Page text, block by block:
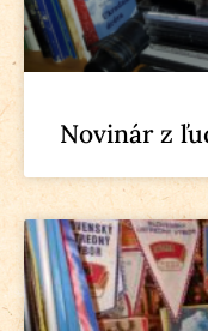
Novinár z